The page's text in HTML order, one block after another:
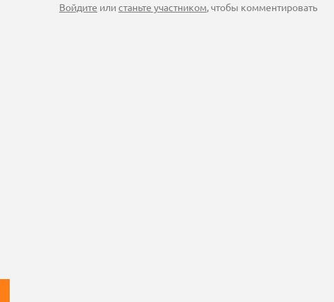
Войдите илистаньте участником, чтобы комментировать